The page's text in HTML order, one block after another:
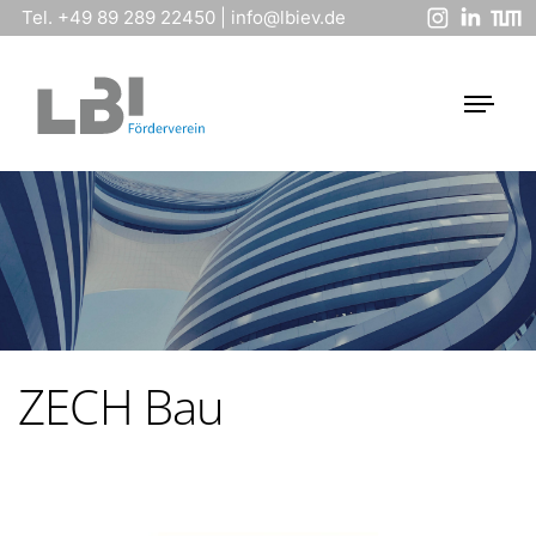
Tel. +49 89 289 22450 info@lbiev.de
ZECH Bau